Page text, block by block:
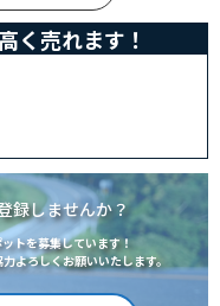
く売れます！
録しませんか？
トを募集しています！
よろしくお願いいたします。